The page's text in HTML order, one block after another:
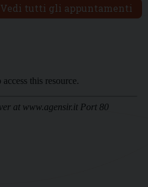
Vedi tutti gli appuntamenti